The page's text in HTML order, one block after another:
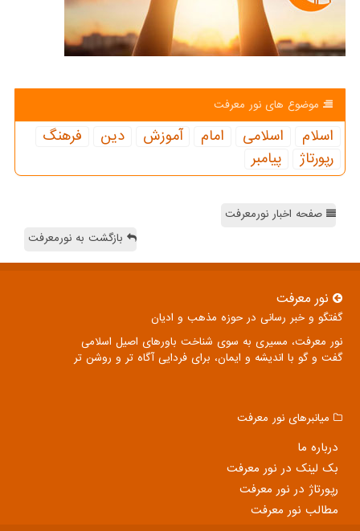
موضوع های نور معرفت
اسلام اسلامی امام آموزش دین
فرهنگ
رپورتاژ
پیامبر
صفحه اخبار نورمعرفت
بازگشت به نورمعرفت
نور معرفت
گفتگو و خبر رسانی در حوزه مذهب و ادیان
نور معرفت، مسیری به سوی شناخت باورهای اصیل اسلامی
گفت و گو با اندیشه و ایمان، برای فردایی آگاه تر و روشن تر
میانبرهای نور معرفت
درباره ما
بک لینک در نور معرفت
رپورتاژ در نور معرفت
مطالب نور معرفت